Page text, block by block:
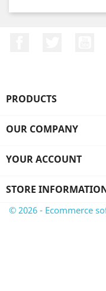
PRODUCTS
OUR COMPANY
YOUR ACCOUNT
STORE
© 2026 - Ecommerce